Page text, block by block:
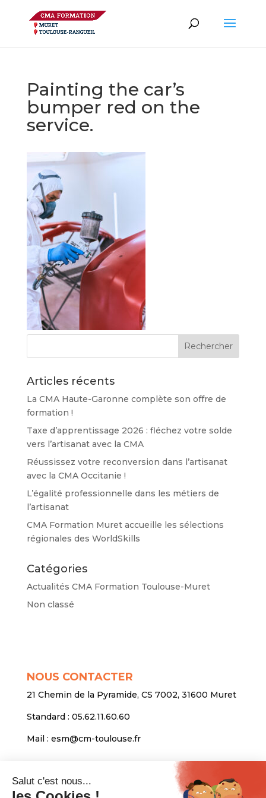
Painting the car’s
bumper red on the
service.
Articles récents
La CMA Haute-Garonne complète son offre de
formation !
Taxe d’apprentissage 2026 : fléchez votre solde
vers l’artisanat avec la CMA
Réussissez votre reconversion dans l’artisanat
avec la CMA Occitanie !
L’égalité professionnelle dans les métiers de
l’artisanat
CMA Formation Muret accueille les sélections
régionales des WorldSkills
Catégories
Actualités CMA Formation Toulouse-Muret
Non classé
NOUS CONTACTER
21 Chemin de la Pyramide, CS 7002, 31600 Muret
Standard : 05.62.11.60.60
Mail : esm@cm-toulouse.fr
INFORMATIONS
Mentions légales